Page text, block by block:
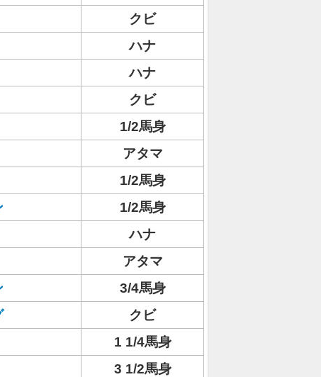
クビ
ハナ
ハナ
クビ
1/2馬身
アタマ
1/2馬身
1/2馬身
ハナ
アタマ
3/4馬身
クビ
1 1/4馬身
3 1/2馬身